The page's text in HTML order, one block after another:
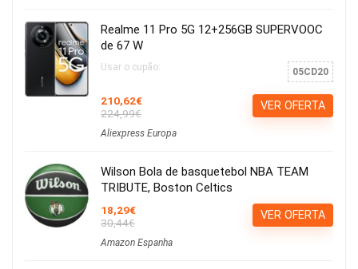
Realme 11 Pro 5G 12+256GB SUPERVOOC
de 67 W
Usar o cupão: 05CD20
210,62€
224,99€
Aliexpress Europa
VER OFERTA
Wilson Bola de basquetebol NBA TEAM
TRIBUTE, Boston Celtics
18,29€
30,44€
Amazon Espanha
VER OFERTA